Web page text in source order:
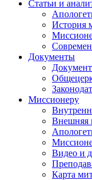
Статьи и
История
Документы
Миссионеру
Внешняя
Видео и
Карта